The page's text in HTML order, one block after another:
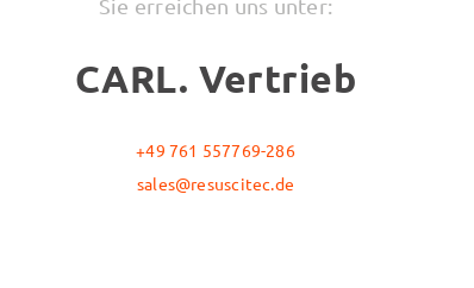
CARL. Vertrieb
+49 761 557769-286
sales@resuscitec.de